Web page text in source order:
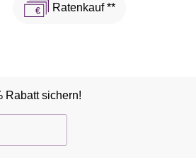
Ratenkauf **
Rabatt sichern!